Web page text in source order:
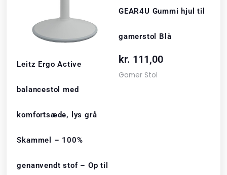
Leitz Ergo Active
balancestol med
komfortsæde, lys grå
Skammel – 100%
genanvendt stof – Op til
GEAR4U Gummi hjul til
gamerstol Blå
kr. 111,00
Gamer Stol